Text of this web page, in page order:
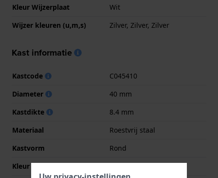
Kleur Wijzerplaat
Wit
Wijzer kleuren (u,m,s)
Zilver, Zilver, Zilver
Kast informatie
Kastcode
C045410
Diameter
40 mm
Kastdikte
8.4 mm
Materiaal
Roestvrij staal
Kastvorm
Rond
Kleur kast